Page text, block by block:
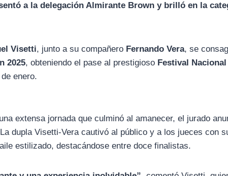
a la delegación Almirante Brown y brilló en la
Visetti, junto a su compañero Fernando Vera, se
2025, obteniendo el pase al prestigioso Festival
enero.
extensa jornada que culminó al amanecer, el jurado
dupla Visetti-Vera cautivó al público y a los jueces con
estilizado, destacándose entre doce finalistas.